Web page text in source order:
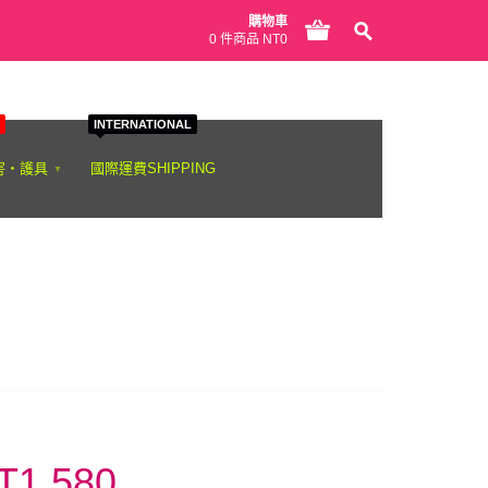
購物車
0 件商品 NT0
‧護具
INTERNATIONAL
國際運費SHIPPING